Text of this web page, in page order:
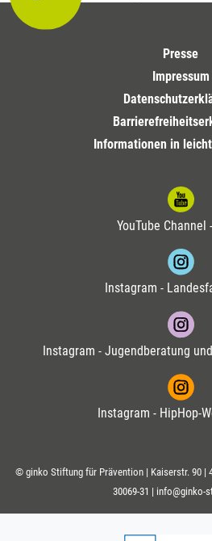
Presse
Impressum
Informationen in
YouTube Channel
Instagram -
Instagram - Jugendberatung
Instagram - HipHop-
© ginko Stiftung für Prävention | Kaiserstr. 90 |
30069-31 | info@ginko-